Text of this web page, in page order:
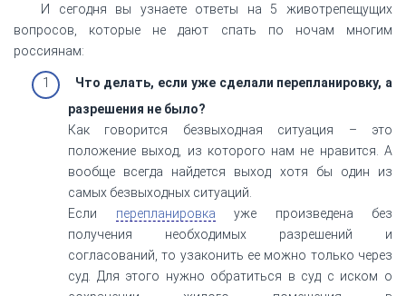
И сегодня вы узнаете ответы на 5 животрепещущих
вопросов, которые не дают спать по ночам многим
россиянам:
Что делать, если уже сделали перепланировку, а
разрешения не было?
Как говорится безвыходная ситуация – это
положение выход, из которого нам не нравится. А
вообще всегда найдется выход хотя бы один из
самых безвыходных ситуаций.
Если перепланировка уже произведена без
получения необходимых разрешений и
согласований, то узаконить ее можно только через
суд. Для этого нужно обратиться в суд с иском о